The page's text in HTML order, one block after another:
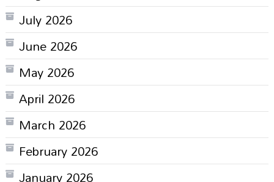
July 2026
June 2026
May 2026
April 2026
March 2026
February 2026
January 2026